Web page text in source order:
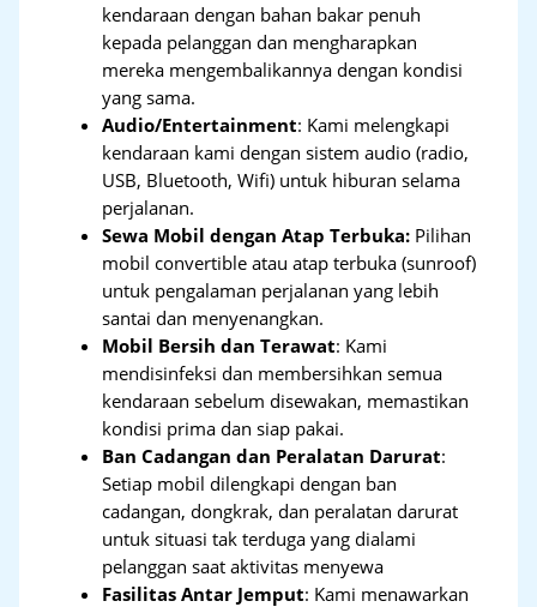
kendaraan dengan bahan bakar penuh
kepada pelanggan dan mengharapkan
mereka mengembalikannya dengan kondisi
yang sama.
Audio/Entertainment: Kami melengkapi
kendaraan kami dengan sistem audio (radio,
USB, Bluetooth, Wifi) untuk hiburan selama
perjalanan.
Sewa Mobil dengan Atap Terbuka: Pilihan
mobil convertible atau atap terbuka (sunroof)
untuk pengalaman perjalanan yang lebih
santai dan menyenangkan.
Mobil Bersih dan Terawat: Kami
mendisinfeksi dan membersihkan semua
kendaraan sebelum disewakan, memastikan
kondisi prima dan siap pakai.
Ban Cadangan dan Peralatan Darurat:
Setiap mobil dilengkapi dengan ban
cadangan, dongkrak, dan peralatan darurat
untuk situasi tak terduga yang dialami
pelanggan saat aktivitas menyewa
Fasilitas Antar Jemput: Kami menawarkan